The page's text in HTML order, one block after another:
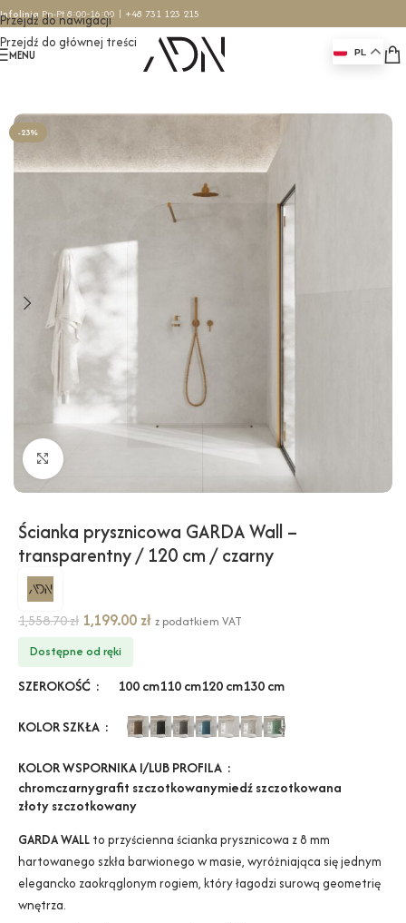
Przejdź do nawigacji
Przejdź do głównej treści
Infolinia Pn-Pt 8:00-16:00 | +48 731 123 215
MENU PL
Ścianki prysznicowe Ścianki przyścienne
-23%
Kliknij, aby powiększyć
Ścianka prysznicowa GARDA Wall –
transparentny / 120 cm / czarny
1,558.70zł 1,199.00 zł z podatkiem VAT
Dostępne od ręki
SZEROKOŚĆ 100 cm110 cm120 cm130 cm
KOLOR SZKŁA
KOLOR WSPORNIKA I/LUB PROFILA
chromczarnygrafit szczotkowanymiedź szczotkowana
złoty szczotkowany
GARDA WALL to przyścienna ścianka prysznicowa z 8 mm
hartowanego szkła barwionego w masie, wyróżniająca się jednym
elegancko zaokrąglonym rogiem, który łagodzi surową geometrię
wnętrza.